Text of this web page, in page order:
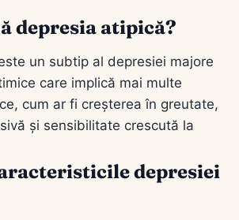
depresia atipică?
un subtip al depresiei majore
care implică mai multe
cum ar fi creșterea în greutate,
și sensibilitate crescută la
depresiei